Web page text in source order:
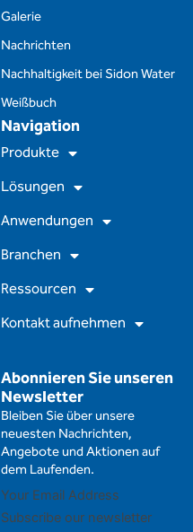
Abonnieren Sie unseren
Newsletter
Bleiben Sie über unsere
neuesten Nachrichten,
Angebote und Aktionen auf
dem Laufenden.
Subscribe our newsletter
Navigation
Produkte
Lösungen
Anwendungen
Branchen
Ressourcen
Kontakt aufnehmen
Galerie
Nachrichten
Nachhaltigkeit bei Sidon Water
Weißbuch